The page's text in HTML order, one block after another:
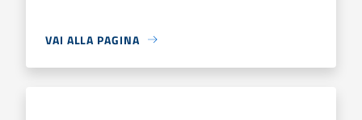
VAI ALLA PAGINA